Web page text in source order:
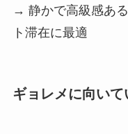
→ 静かで高級感あ
ト滞在に最適
ギョレメに向いて